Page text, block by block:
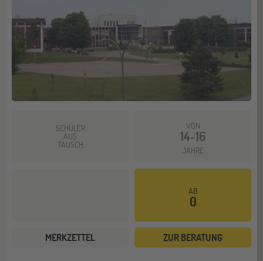
SCHÜLER
AUS
TAUSCH
VON
14-16
JAHRE
AB
0
MERKZETTEL ZUR BERATUNG